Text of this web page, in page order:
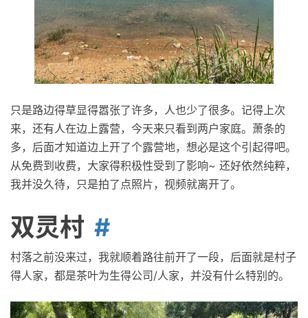
只是路边得草显得嚣张了许多，人也少了很多。记得上次
来，还有人在边上露营，今天来只看到两户家庭。萧条的
多，后面才知道边上开了个露营地，想必是这个引起得吧。
从免费到收费，大家得积极性受到了影响~ 还好依然纯粹，
我并没久待，只是拍了点照片，视频就离开了。
双灵村
村落之前没来过，我就顺着路往前开了一段，后面就是村子
得人家，都是茶叶为生得公司/人家，并没有什么特别的。